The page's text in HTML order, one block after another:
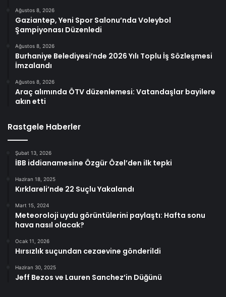
Ağustos 8, 2026
Gaziantep, Yeni Spor Salonu’nda Voleybol
Şampiyonası Düzenledi
Ağustos 8, 2026
Burhaniye Belediyesi’nde 2026 Yılı Toplu İş Sözleşmesi
İmzalandı
Ağustos 8, 2026
Araç alımında ÖTV düzenlemesi: Vatandaşlar bayilere
akın etti
Rastgele Haberler
Şubat 13, 2026
İBB iddianamesine Özgür Özel’den ilk tepki
Haziran 18, 2025
Kırklareli’nde 22 Suçlu Yakalandı
Mart 15, 2024
Meteoroloji uydu görüntülerini paylaştı: Hafta sonu
hava nasıl olacak?
Ocak 11, 2026
Hırsızlık suçundan cezaevine gönderildi
Haziran 30, 2025
Jeff Bezos ve Lauren Sanchez’in Düğünü